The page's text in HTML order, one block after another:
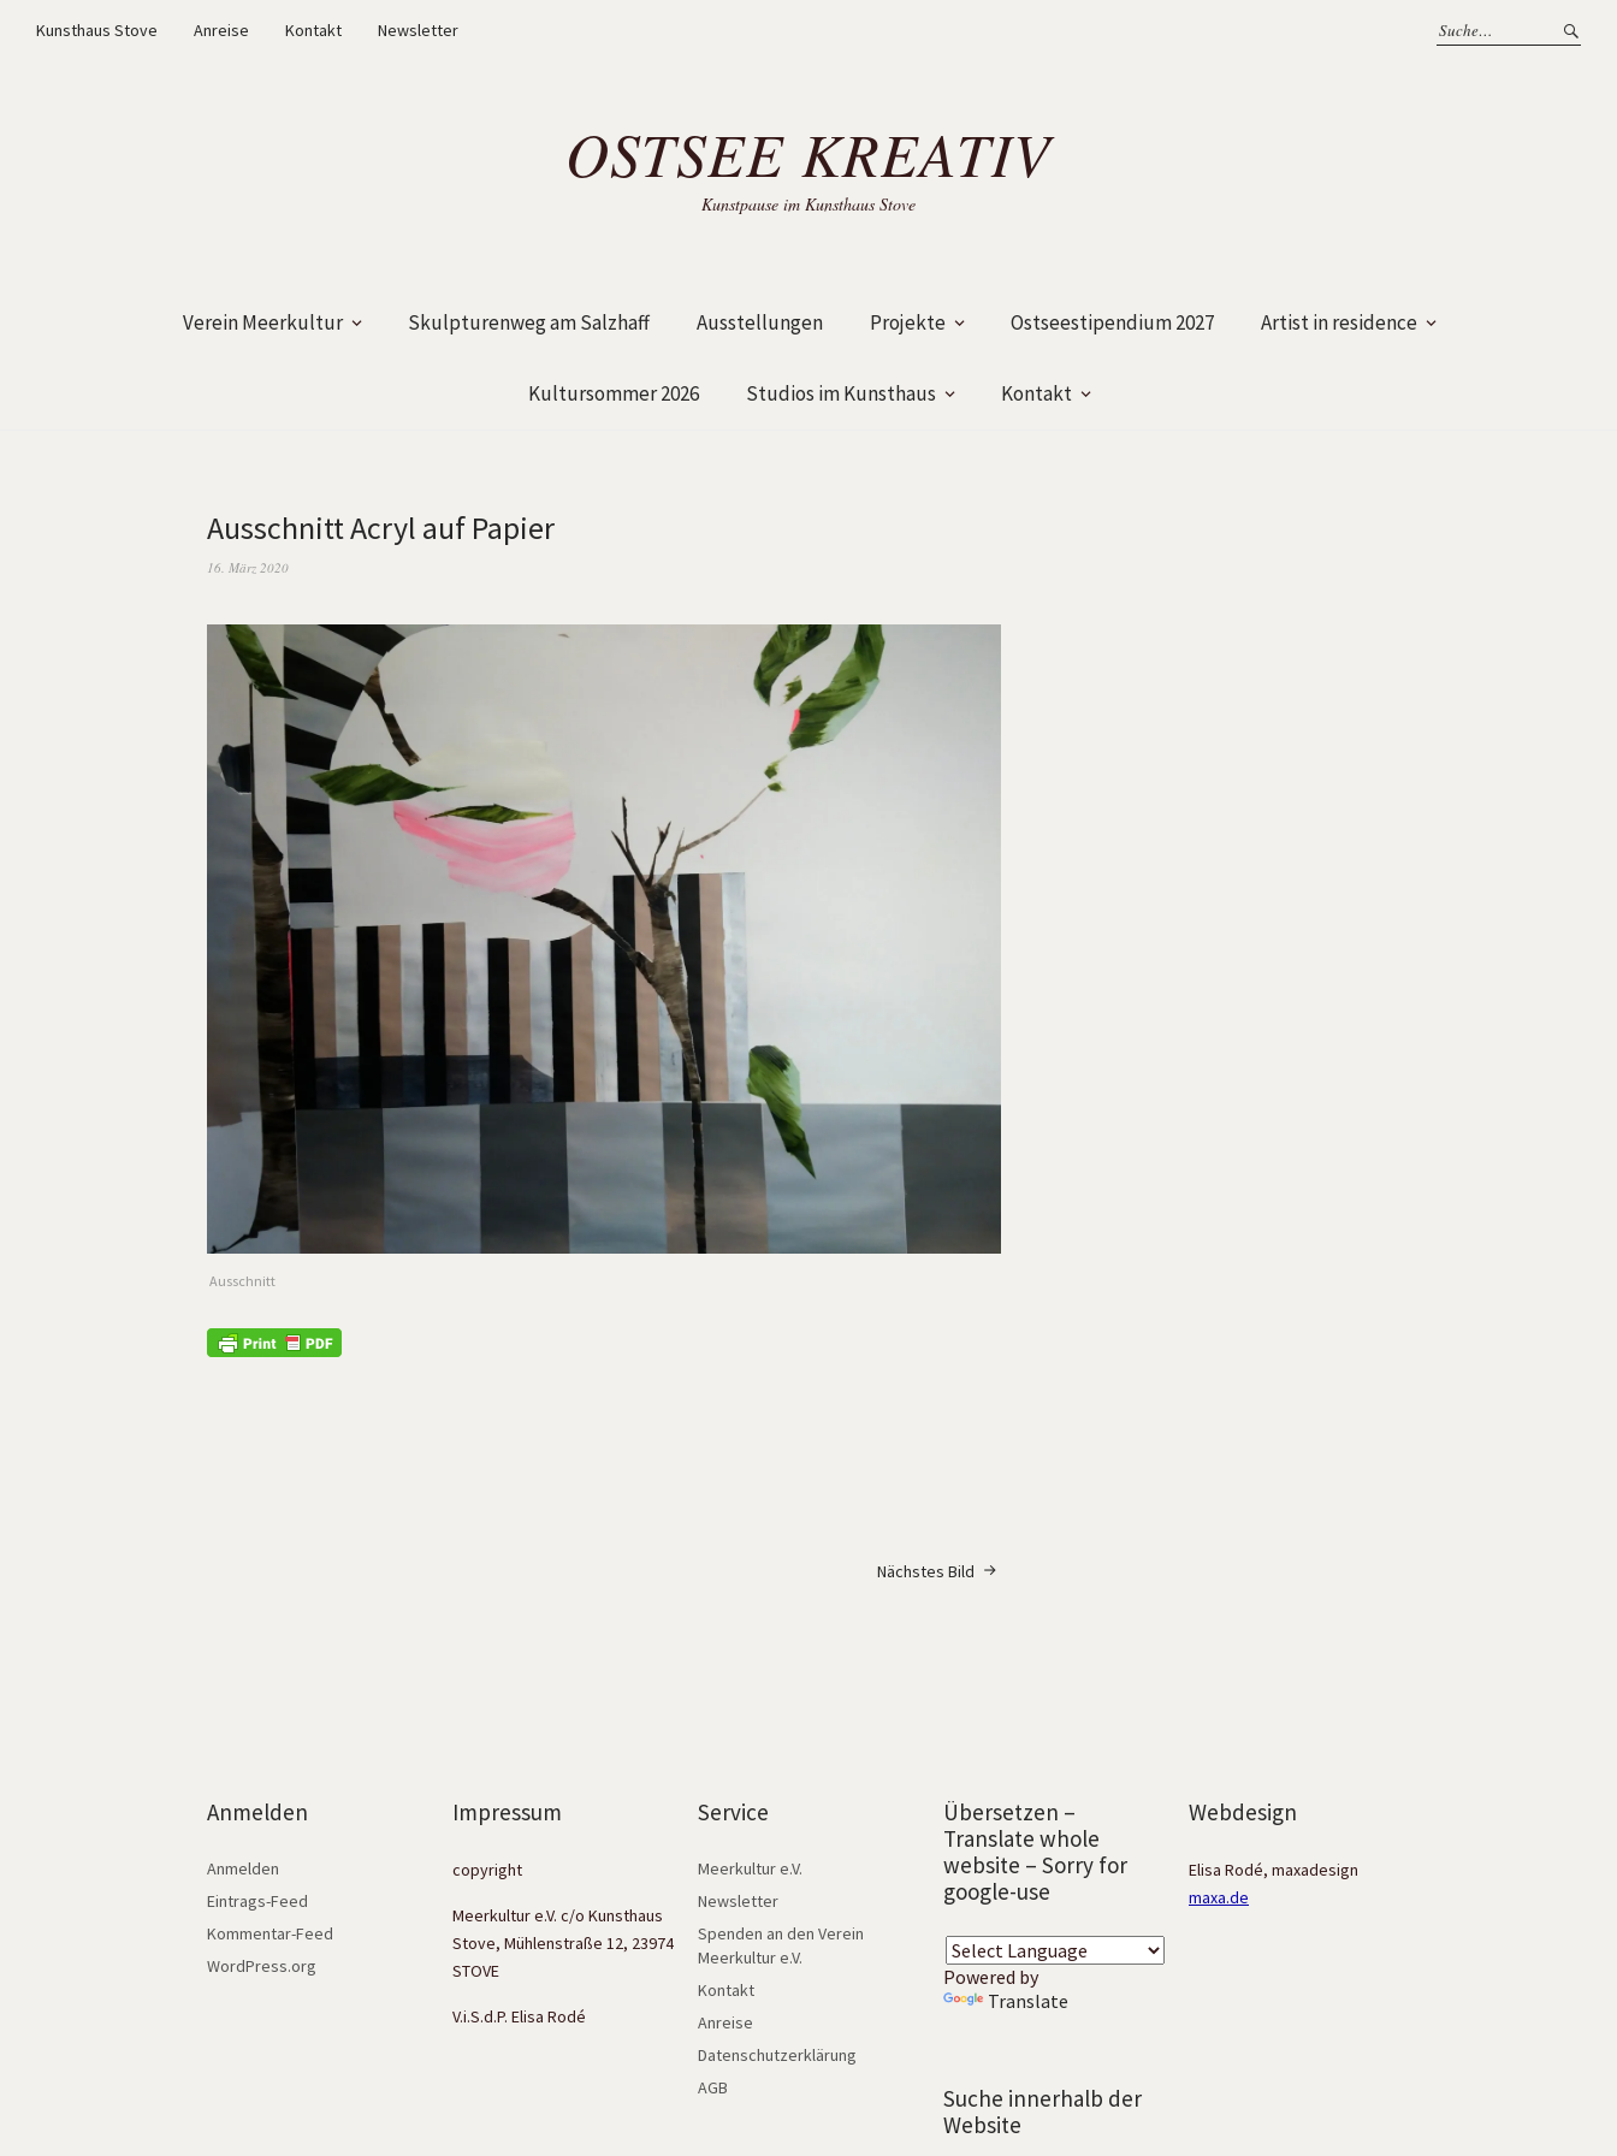
Kunsthaus Stove Anreise Kontakt Newsletter
OSTSEE KREATIV
Kunstpause im Kunsthaus Stove
Verein Meerkultur Skulpturenweg am Salzhaff Ausstellungen Projekte Ostseestipendium 2027 Artist in residence
Kultursommer 2026 Studios im Kunsthaus Kontakt
Ausschnitt Acryl auf Papier
16. März 2020
Ausschnitt
Nächstes Bild
Anmelden
Anmelden
Eintrags-Feed
Kommentar-Feed
WordPress.org
Impressum
copyright
Meerkultur e.V. c/o Kunsthaus
Stove, Mühlenstraße 12, 23974
STOVE
V.i.S.d.P. Elisa Rodé
Service
Meerkultur e.V.
Newsletter
Spenden an den Verein
Meerkultur e.V.
Kontakt
Anreise
Datenschutzerklärung
AGB
Übersetzen –
Translate whole
website – Sorry for
google-use
Powered by
Translate
Suche innerhalb der
Website
Webdesign
Elisa Rodé, maxadesign
maxa.de